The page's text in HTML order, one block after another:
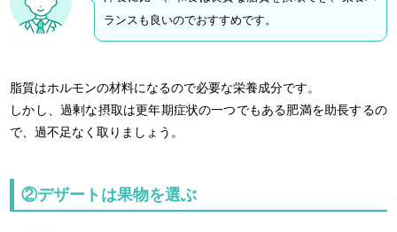
ランスも良いのでおすすめです。
脂質はホルモンの材料になるので必要な栄養成分です。
しかし、過剰な摂取は更年期症状の一つでもある肥満を助長するの
で、過不足なく取りましょう。
②デザートは果物を選ぶ